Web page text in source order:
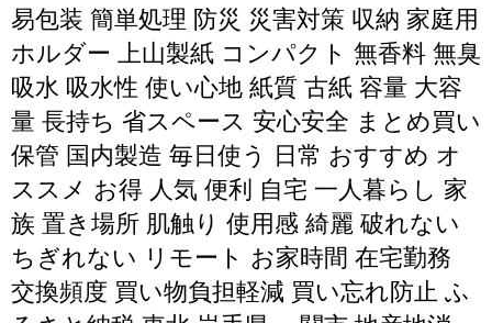
易包装 簡単処理 防災 災害対策 収納 家庭用
ホルダー 上山製紙 コンパクト 無香料 無臭
吸水 吸水性 使い心地 紙質 古紙 容量 大容
量 長持ち 省スペース 安心安全 まとめ買い
保管 国内製造 毎日使う 日常 おすすめ オ
ススメ お得 人気 便利 自宅 一人暮らし 家
族 置き場所 肌触り 使用感 綺麗 破れない
ちぎれない リモート お家時間 在宅勤務
交換頻度 買い物負担軽減 買い忘れ防止 ふ